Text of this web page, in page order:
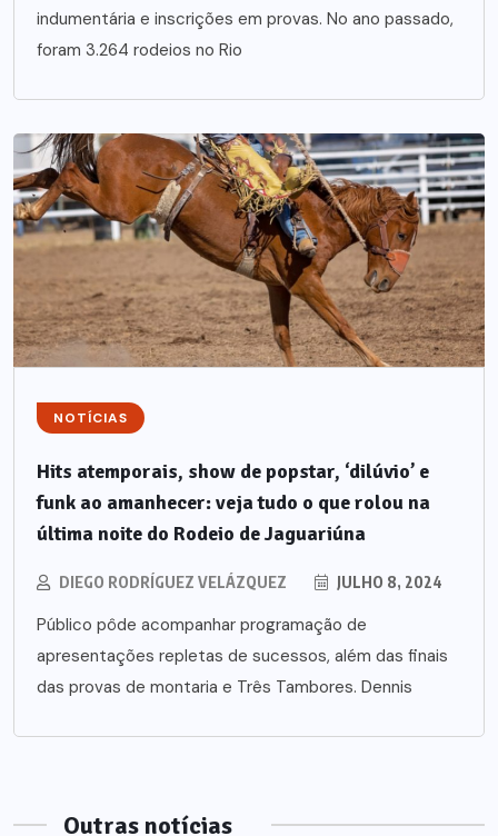
indumentária e inscrições em provas. No ano passado,
foram 3.264 rodeios no Rio
NOTÍCIAS
Hits atemporais, show de popstar, ‘dilúvio’ e
funk ao amanhecer: veja tudo o que rolou na
última noite do Rodeio de Jaguariúna
DIEGO RODRÍGUEZ VELÁZQUEZ JULHO 8, 2024
Público pôde acompanhar programação de
apresentações repletas de sucessos, além das finais
das provas de montaria e Três Tambores. Dennis
Outras notícias